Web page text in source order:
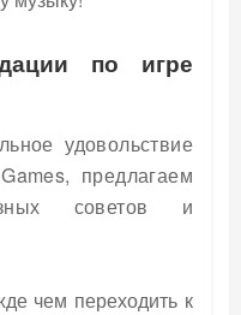
по игре
удовольствие
предлагаем
советов и
чем переходить к